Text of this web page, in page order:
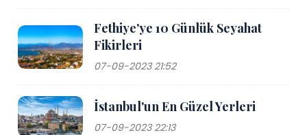
Fethiye'ye 10 Günlük Seyahat
Fikirleri
07-09-2023 21:52
İstanbul'un En Güzel Yerleri
07-09-2023 22:13